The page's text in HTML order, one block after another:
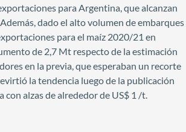
para Argentina, que alcanzan
dado el alto volumen de embarques
para el maíz 2020/21 en
de 2,7 Mt respecto de la estimación
en la previa, que esperaban un recorte
la tendencia luego de la publicación
alzas de alrededor de US$ 1 /t.